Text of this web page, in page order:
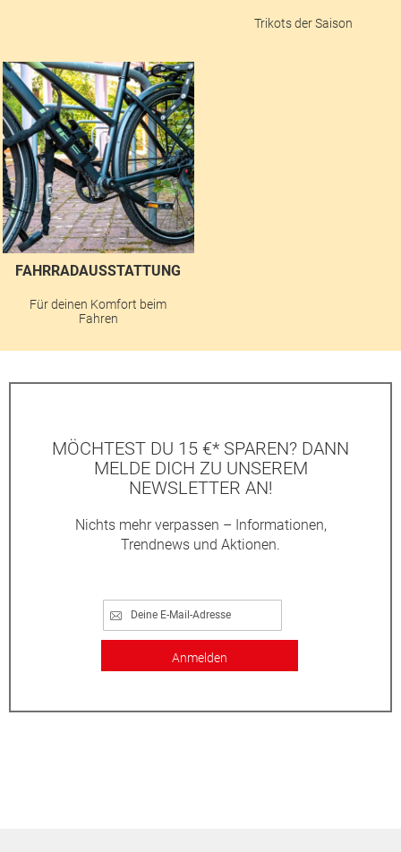
Trikots der Saison
FAHRRADAUSSTATTUNG
Für deinen Komfort beim
Fahren
MÖCHTEST DU 15 €* SPAREN? DANN
MELDE DICH ZU UNSEREM
NEWSLETTER AN!
Nichts mehr verpassen – Informationen,
Trendnews und Aktionen.
Anmelden